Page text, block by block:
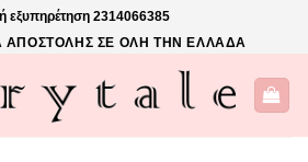
εξυπηρέτηση 2314066385
ΣΕ ΟΛΗ ΤΗΝ ΕΛΛΑΔΑ